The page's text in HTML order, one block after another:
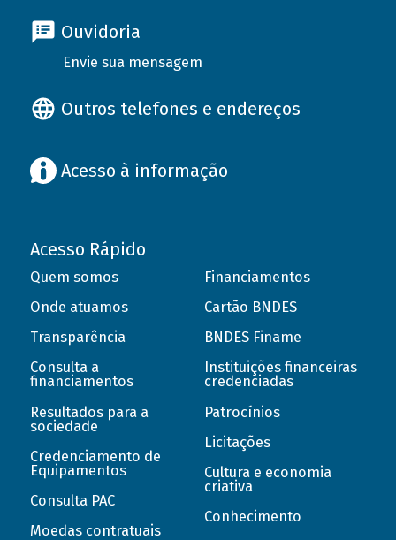
Ouvidoria
Envie sua mensagem
Outros telefones e endereços
Acesso à informação
Acesso Rápido
Quem somos
Onde atuamos
Transparência
Consulta a
financiamentos
Resultados para a
sociedade
Credenciamento de
Equipamentos
Consulta PAC
Moedas contratuais
Financiamentos
Cartão BNDES
BNDES Finame
Instituições financeiras
credenciadas
Patrocínios
Licitações
Cultura e economia
criativa
Conhecimento